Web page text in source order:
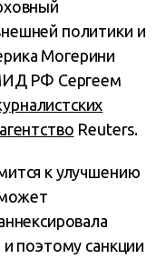
политики и
Могерини
РФ Сергеем
агентство Reuters.
к улучшению
может
поэтому санкции